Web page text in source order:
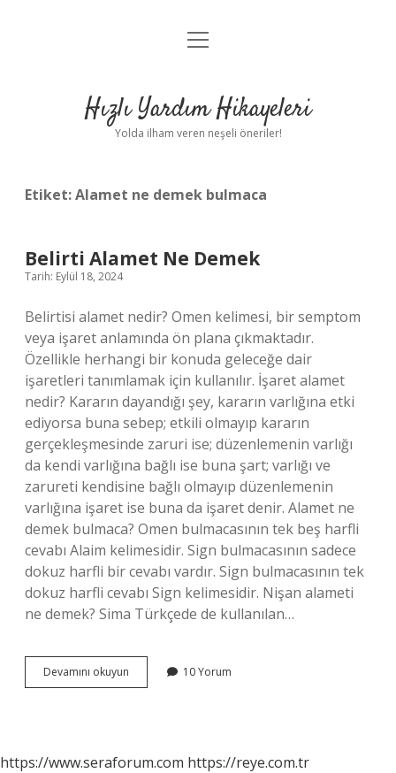
Anasayfa
Yasal Uyarı
menüyü
Hızlı Yardım Hikayeleri
Yolda ilham veren neşeli öneriler!
Etiket:Alamet ne demek bulmaca
Belirti Alamet Ne Demek
Tarih: Eylül 18, 2024
Belirtisi alamet nedir? Omen kelimesi, bir semptom
veya işaret anlamında ön plana çıkmaktadır.
Özellikle herhangi bir konuda geleceğe dair
işaretleri tanımlamak için kullanılır. İşaret alamet
nedir? Kararın dayandığı şey, kararın varlığına etki
ediyorsa buna sebep; etkili olmayıp kararın
gerçekleşmesinde zaruri ise; düzenlemenin varlığı
da kendi varlığına bağlı ise buna şart; varlığı ve
zarureti kendisine bağlı olmayıp düzenlemenin
varlığına işaret ise buna da işaret denir. Alamet ne
demek bulmaca? Omen bulmacasının tek beş harfli
cevabı Alaim kelimesidir. Sign bulmacasının sadece
dokuz harfli bir cevabı vardır. Sign bulmacasının tek
dokuz harfli cevabı Sign kelimesidir. Nişan alameti
ne demek? Sima Türkçede de kullanılan…
Devamını okuyun
Alamet
10 Yorum
https://www.seraforum.com https://reye.com.tr